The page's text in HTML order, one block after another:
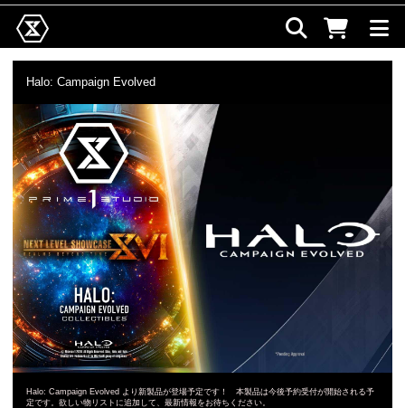
Halo: Campaign Evolved
Halo: Campaign Evolved より新製品が登場予定です！ 本製品は今後予約受付が開始される予
定です。欲しい物リストに追加して、最新情報をお待ちください。